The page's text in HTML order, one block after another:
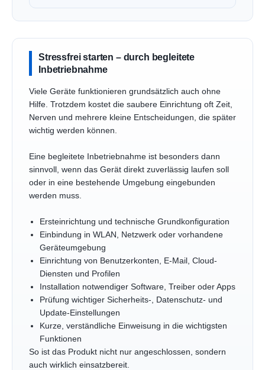
Stressfrei starten – durch begleitete
Inbetriebnahme
Viele Geräte funktionieren grundsätzlich auch ohne
Hilfe. Trotzdem kostet die saubere Einrichtung oft Zeit,
Nerven und mehrere kleine Entscheidungen, die später
wichtig werden können.
Eine begleitete Inbetriebnahme ist besonders dann
sinnvoll, wenn das Gerät direkt zuverlässig laufen soll
oder in eine bestehende Umgebung eingebunden
werden muss.
Ersteinrichtung und technische Grundkonfiguration
Einbindung in WLAN, Netzwerk oder vorhandene
Geräteumgebung
Einrichtung von Benutzerkonten, E-Mail, Cloud-
Diensten und Profilen
Installation notwendiger Software, Treiber oder Apps
Prüfung wichtiger Sicherheits-, Datenschutz- und
Update-Einstellungen
Kurze, verständliche Einweisung in die wichtigsten
Funktionen
So ist das Produkt nicht nur angeschlossen, sondern
auch wirklich einsatzbereit.